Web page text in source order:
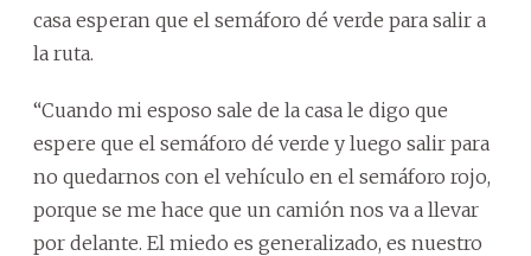
casa esperan que el semáforo dé verde para salir a
la ruta.
“Cuando mi esposo sale de la casa le digo que
espere que el semáforo dé verde y luego salir para
no quedarnos con el vehículo en el semáforo rojo,
porque se me hace que un camión nos va a llevar
por delante. El miedo es generalizado, es nuestro